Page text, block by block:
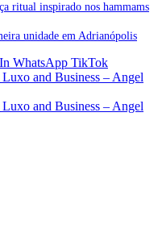
ritual inspirado nos hammams
unidade em Adrianópolis
WhatsApp TikTok